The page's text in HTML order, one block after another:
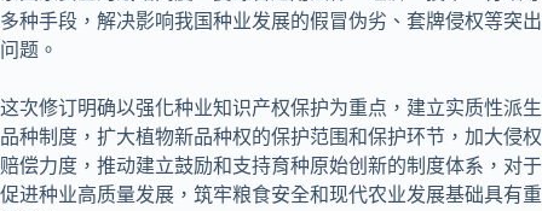
多种手段，解决影响我国种业发展的假冒伪劣、套牌侵权等突出
问题。
这次修订明确以强化种业知识产权保护为重点，建立实质性派生
品种制度，扩大植物新品种权的保护范围和保护环节，加大侵权
赔偿力度，推动建立鼓励和支持育种原始创新的制度体系，对于
促进种业高质量发展，筑牢粮食安全和现代农业发展基础具有重